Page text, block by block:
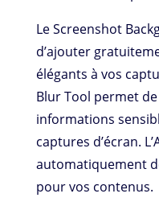
Le Screenshot
d’ajouter
élégants à vos
Blur Tool permet
informations
captures d’écran.
automatiquement
pour vos contenus.